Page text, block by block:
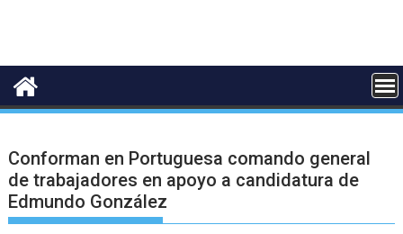
Conforman en Portuguesa comando general
de trabajadores en apoyo a candidatura de
Edmundo González